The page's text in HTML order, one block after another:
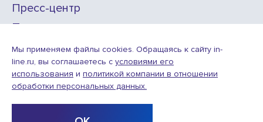
Пресс-центр
Проекты
Карьера
ИТ-аккредитация
Условия использования веб-сайта
Мы применяем файлы cookies. Обращаясь к сайту in-
line.ru, вы соглашаетесь с условиями его
использования и политикой компании в отношении
обработки персональных данных.